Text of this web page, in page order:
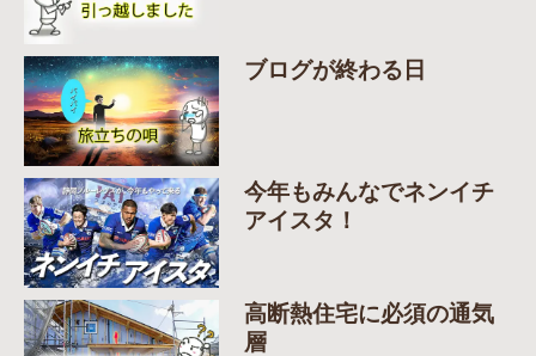
ブログが終わる日
今年もみんなでネンイチ
アイスタ！
高断熱住宅に必須の通気
層